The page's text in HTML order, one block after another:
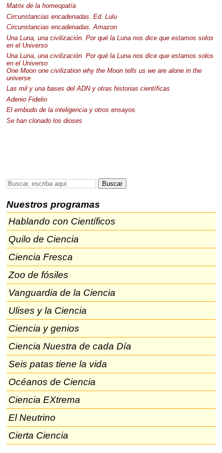
Matrix de la homeopatía
Circunstancias encadenadas. Ed. Lulu
Circunstancias encadenadas. Amazon
Una Luna, una civilización. Por qué la Luna nos dice que estamos solos
en el Universo
Una Luna, una civilización. Por qué la Luna nos dice que estamos solos
en el Universo
One Moon one civilization why the Moon tells us we are alone in the
universe
Las mil y una bases delADNy otras historias científicas
Adenio Fidelio
El embudo de la inteligencia y otros ensayos
Se han clonado los dioses
Nuestros programas
Hablando con Científicos
Quilo de Ciencia
Ciencia Fresca
Zoo de fósiles
Vanguardia de la Ciencia
Ulises y la Ciencia
Ciencia y genios
Ciencia Nuestra de cada Día
Seis patas tiene la vida
Océanos de Ciencia
Ciencia EXtrema
El Neutrino
Cierta Ciencia